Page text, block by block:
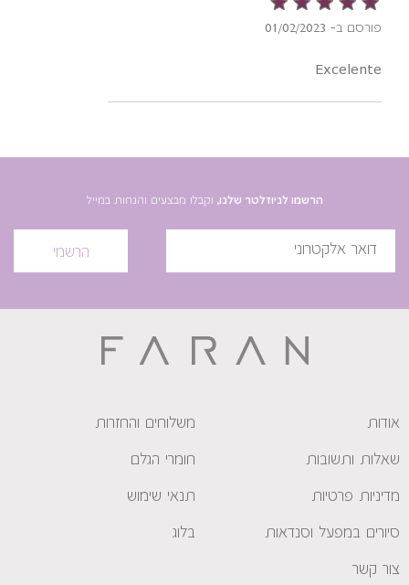
פורסם ב- 01/02/2023
Excelente
הרשמו לניוזלטר שלנו, וקבלו מבצעים והנחות במייל
הרשמי
אודות משלוחים והחזרות
שאלות ותשובות חומרי הגלם
מדיניות פרטיות תנאי שימוש
סיורים במפעל וסנדאות בלוג
צור קשר